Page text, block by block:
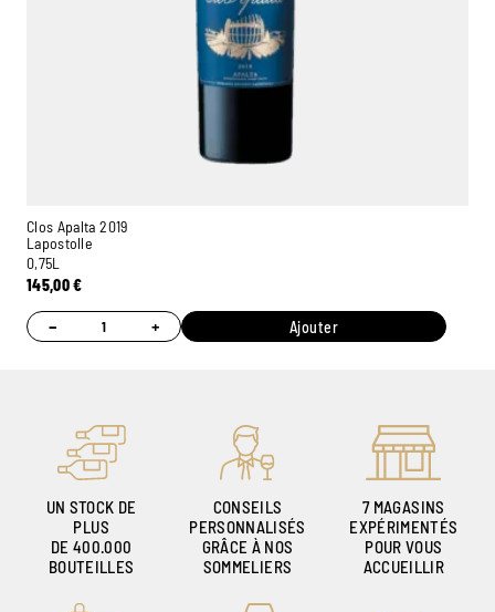
Clos Apalta 2019
Lapostolle
0,75L
145,00€
− + Ajouter
UN STOCK DE
PLUS
DE 400.000
BOUTEILLES
CONSEILS
PERSONNALISÉS
GRÂCE À NOS
SOMMELIERS
7 MAGASINS
EXPÉRIMENTÉS
POUR VOUS
ACCUEILLIR
Ambroise, Votre sommelier
Disponible pour vous conseiller